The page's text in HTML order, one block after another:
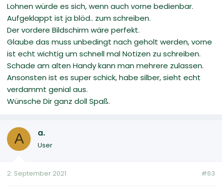
Lohnen würde es sich, wenn auch vorne bedienbar.
Aufgeklappt ist ja blöd.. zum schreiben.
Der vordere Bildschirm wäre perfekt.
Glaube das muss unbedingt nach geholt werden, vorne
ist echt wichtig um schnell mal Notizen zu schreiben.
Schade am alten Handy kann man mehrere zulassen.
Ansonsten ist es super schick, habe silber, sieht echt
verdammt genial aus.
Wünsche Dir ganz doll Spaß.
A a.
User
2. September 2021 #63